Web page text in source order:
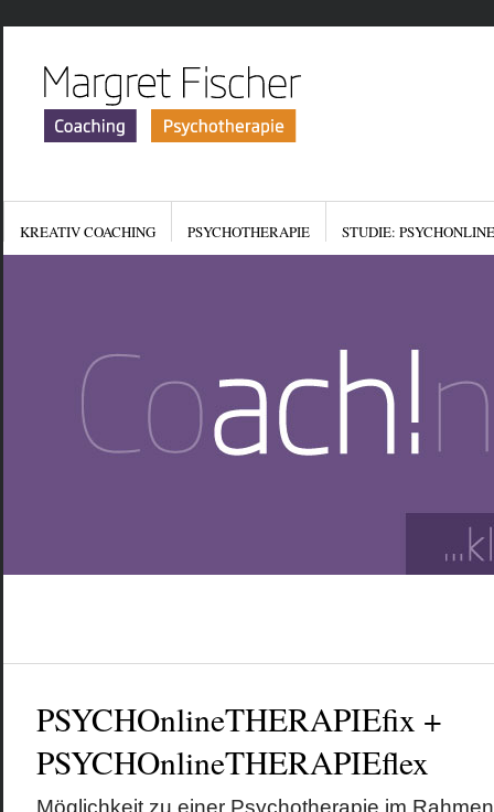
KONTAKT
IMPRESSUM
KREATIV COACHING PSYCHOTHERAPIE STUDIE:
PSYCHOnlineTHERAPIEfix +
PSYCHOnlineTHERAPIEflex
Möglichkeit zu einer Psychotherapie im